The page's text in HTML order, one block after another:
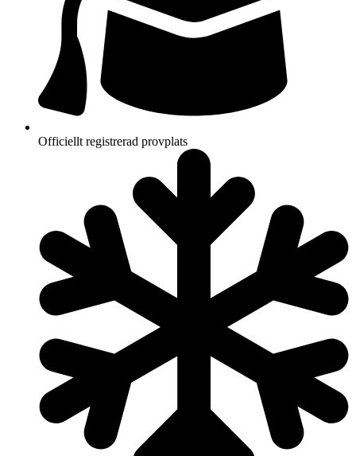
Officiellt registrerad provplats